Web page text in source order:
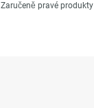
Zaručeně pravé produkty